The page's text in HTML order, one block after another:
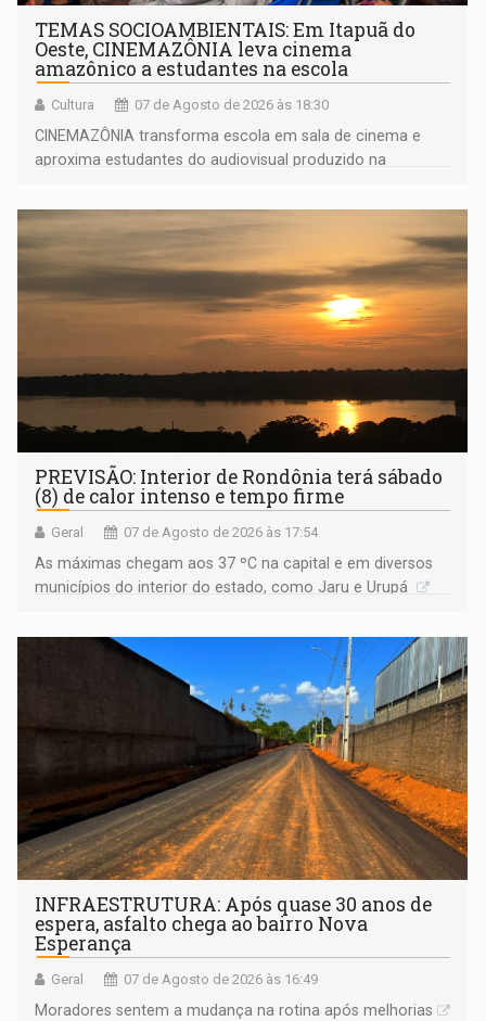
TEMAS SOCIOAMBIENTAIS: Em Itapuã do
Oeste, CINEMAZÔNIA leva cinema
amazônico a estudantes na escola
Cultura 07 de Agosto de 2026 às 18:30
CINEMAZÔNIA transforma escola em sala de cinema e
aproxima estudantes do audiovisual produzido na
PREVISÃO: Interior de Rondônia terá sábado
(8) de calor intenso e tempo firme
Geral 07 de Agosto de 2026 às 17:54
As máximas chegam aos 37 ºC na capital e em diversos
municípios do interior do estado, como Jaru e Urupá
INFRAESTRUTURA: Após quase 30 anos de
espera, asfalto chega ao bairro Nova
Esperança
Geral 07 de Agosto de 2026 às 16:49
Moradores sentem a mudança na rotina após melhorias